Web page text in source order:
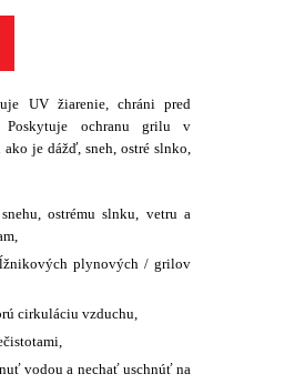
UV žiarenie, chráni pred
Poskytuje ochranu grilu v
je dážď, sneh, ostré slnko,
ostrému slnku, vetru a
plynových / grilov
cirkuláciu vzduchu,
vodou a nechať uschnúť na